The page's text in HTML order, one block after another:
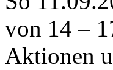
von 14 –
Aktionen